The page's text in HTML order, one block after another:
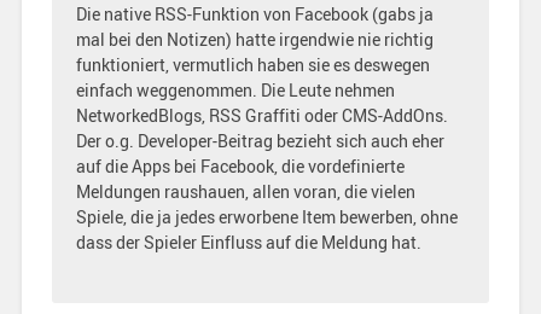
Die native RSS-Funktion von Facebook (gabs ja
mal bei den Notizen) hatte irgendwie nie richtig
funktioniert, vermutlich haben sie es deswegen
einfach weggenommen. Die Leute nehmen
NetworkedBlogs, RSS Graffiti oder CMS-AddOns.
Der o.g. Developer-Beitrag bezieht sich auch eher
auf die Apps bei Facebook, die vordefinierte
Meldungen raushauen, allen voran, die vielen
Spiele, die ja jedes erworbene Item bewerben, ohne
dass der Spieler Einfluss auf die Meldung hat.